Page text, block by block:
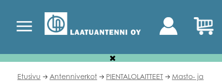
Etusivu 🡢 Antenniverkot 🡢 PIENTALOLAITTEET 🡢 Masto- ja